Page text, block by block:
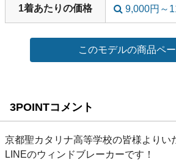
1着あたりの価格 9,000円～
3POINTコメント
京都聖カタリナ高等学校の皆様よりい
LINEのウィンドブレーカーです！